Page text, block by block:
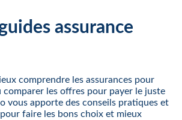
assurance
comprendre les assurances pour
comparer les offres pour payer le juste
vous apporte des conseils pratiques et
faire les bons choix et mieux